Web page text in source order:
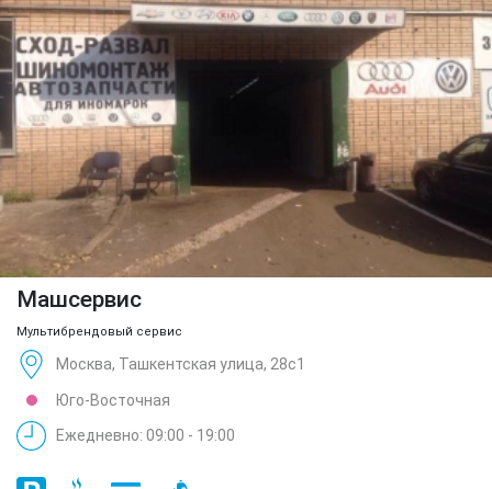
Машсервис
Мультибрендовый сервис
Москва, Ташкентская улица, 28с1
Юго-Восточная
Ежедневно: 09:00 - 19:00